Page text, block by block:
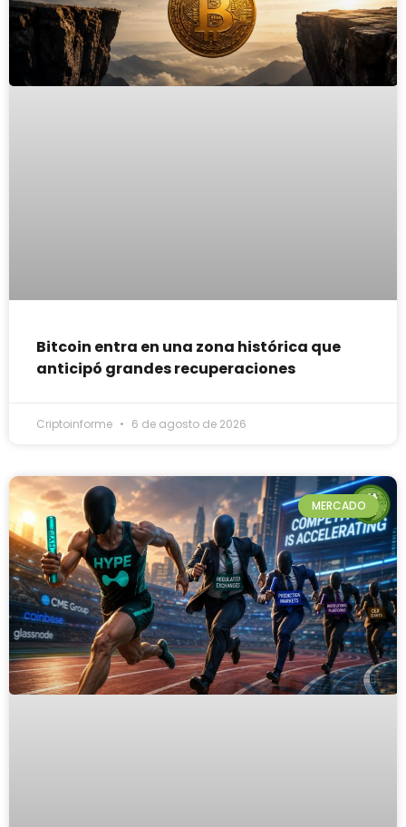
Bitcoin entra en una zona histórica que
anticipó grandes recuperaciones
Criptoinforme 6 de agosto de 2026
MERCADO